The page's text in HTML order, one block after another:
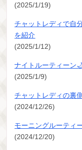
(2025/1/19)
チャットレディで自
を紹介
(2025/1/12)
ナイトルーティーン
(2025/1/9)
チャットレディの裏
(2024/12/26)
モーニングルーティ
(2024/12/20)